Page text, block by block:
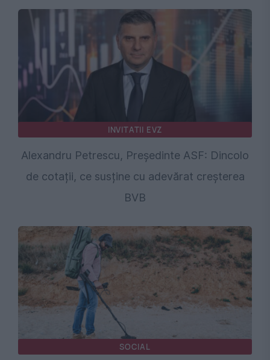
INVITATII EVZ
Alexandru Petrescu, Președinte ASF: Dincolo
de cotații, ce susține cu adevărat creșterea
BVB
SOCIAL